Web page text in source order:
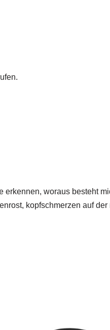
woraus besteht
kopfschmerzen auf der